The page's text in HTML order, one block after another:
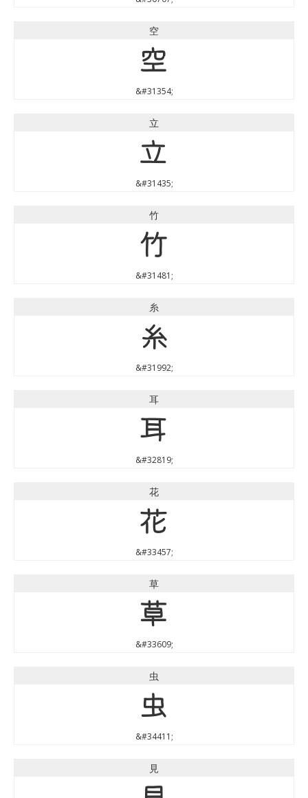
空
空
&#31354;
立
立
&#31435;
竹
竹
&#31481;
糸
糸
&#31992;
耳
耳
&#32819;
花
花
&#33457;
草
草
&#33609;
虫
虫
&#34411;
見